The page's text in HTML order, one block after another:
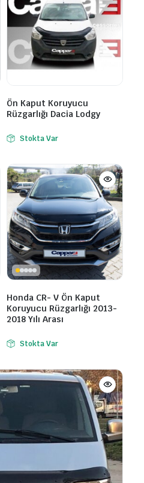
Ön Kaput Koruyucu
Rüzgarlığı Dacia Lodgy
Stokta Var
Honda CR- V Ön Kaput
Koruyucu Rüzgarlığı 2013-
2018 Yılı Arası
Stokta Var